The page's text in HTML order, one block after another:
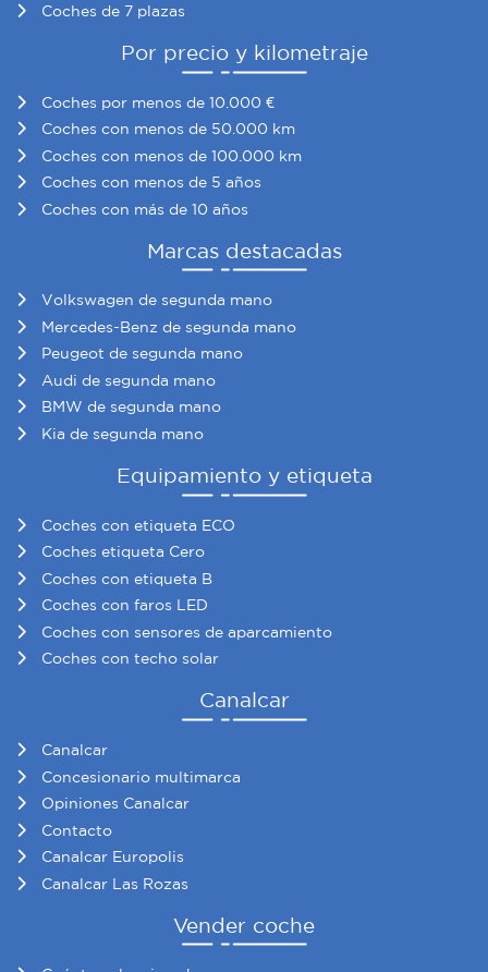
Coches de 7 plazas
Por precio y kilometraje
Coches por menos de 10.000 €
Coches con menos de 50.000 km
Coches con menos de 100.000 km
Coches con menos de 5 años
Coches con más de 10 años
Marcas destacadas
Volkswagen de segunda mano
Mercedes-Benz de segunda mano
Peugeot de segunda mano
Audi de segunda mano
BMW de segunda mano
Kia de segunda mano
Equipamiento y etiqueta
Coches con etiqueta ECO
Coches etiqueta Cero
Coches con etiqueta B
Coches con faros LED
Coches con sensores de aparcamiento
Coches con techo solar
Canalcar
Canalcar
Concesionario multimarca
Opiniones Canalcar
Contacto
Canalcar Europolis
Canalcar Las Rozas
Vender coche